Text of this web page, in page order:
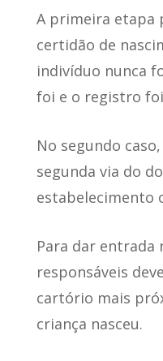
A primeira etapa
certidão de
indivíduo nunca
foi e o registro
No segundo
segunda via do
estabelecimento
Para dar entrada
responsáveis deve
cartório mais
criança nasceu.